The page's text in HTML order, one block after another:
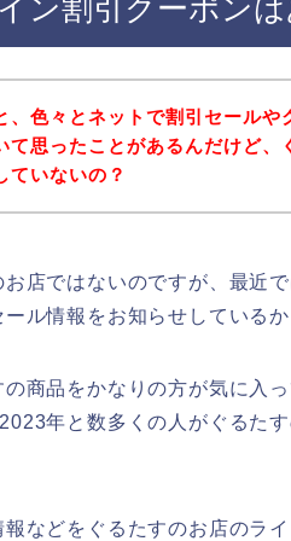
ン割引クーポンは
、色々とネットで割引セールや
て思ったことがあるんだけど、
ていないの？
店ではないのですが、最近
ル情報をお知らせしているか
商品をかなりの方が気に入
年と数多くの人がぐるた
などをぐるたすのお店のラ